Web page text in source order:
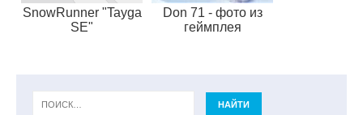
SnowRunner "Tayga
SE"
Don 71 - фото из
геймплея